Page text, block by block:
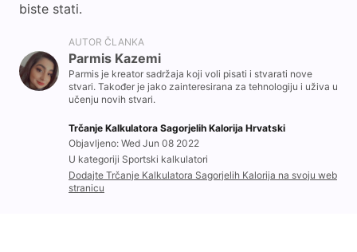
biste stati.
AUTOR ČLANKA
Parmis Kazemi
Parmis je kreator sadržaja koji voli pisati i stvarati nove
stvari. Također je jako zainteresirana za tehnologiju i uživa u
učenju novih stvari.
Trčanje Kalkulatora Sagorjelih Kalorija Hrvatski
Objavljeno: Wed Jun 08 2022
U kategoriji Sportski kalkulatori
Dodajte Trčanje Kalkulatora Sagorjelih Kalorija na svoju web
stranicu